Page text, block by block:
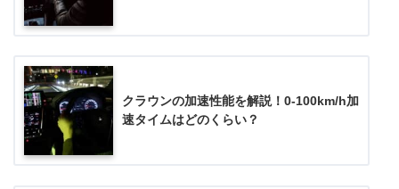
クラウンの加速性能を解説！0-100km/h加
速タイムはどのくらい？